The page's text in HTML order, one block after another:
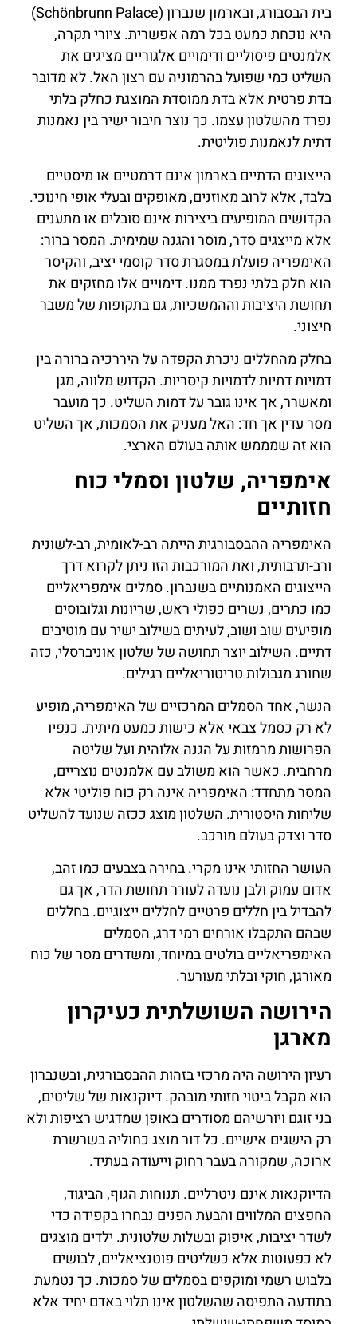
בית הבסבורג, ובארמון שנברון (Schönbrunn Palace)
היא נוכחת כמעט בכל רמה אפשרית. ציורי תקרה,
אלמנטים פיסוליים ודימויים אלגוריים מציגים את
השליט כמי שפועל בהרמוניה עם רצון האל. לא מדובר
בדת פרטית אלא בדת ממוסדת המוצגת כחלק בלתי
נפרד מהשלטון עצמו. כך נוצר חיבור ישיר בין נאמנות
דתית לנאמנות פוליטית.
הייצוגים הדתיים בארמון אינם דרמטיים או מיסטיים
בלבד, אלא לרוב מאוזנים, מאופקים ובעלי אופי חינוכי.
הקדושים המופיעים ביצירות אינם סובלים או מתענים
אלא מייצגים סדר, מוסר והגנה שמימית. המסר ברור:
האימפריה פועלת במסגרת סדר קוסמי יציב, והקיסר
הוא חלק בלתי נפרד ממנו. דימויים אלו מחזקים את
תחושת היציבות וההמשכיות, גם בתקופות של משבר
חיצוני.
בחלק מהחללים ניכרת הקפדה על היררכיה ברורה בין
דמויות דתיות לדמויות קיסריות. הקדוש מלווה, מגן
ומאשרר, אך אינו גובר על דמות השליט. כך מועבר
מסר עדין אך חד: האל מעניק את הסמכות, אך השליט
הוא זה שמממש אותה בעולם הארצי.
אימפריה, שלטון וסמלי כוח
חזותיים
האימפריה ההבסבורגית הייתה רב-לאומית, רב-לשונית
ורב-תרבותית, ואת המורכבות הזו ניתן לקרוא דרך
הייצוגים האמנותיים בשנברון. סמלים אימפריאליים
כמו כתרים, נשרים כפולי ראש, שריונות וגלובוסים
מופיעים שוב ושוב, לעיתים בשילוב ישיר עם מוטיבים
דתיים. השילוב יוצר תחושה של שלטון אוניברסלי, כזה
שחורג מגבולות טריטוריאליים רגילים.
הנשר, אחד הסמלים המרכזיים של האימפריה, מופיע
לא רק כסמל צבאי אלא כישות כמעט מיתית. כנפיו
הפרושות מרמזות על הגנה אלוהית ועל שליטה
מרחבית. כאשר הוא משולב עם אלמנטים נוצריים,
המסר מתחדד: האימפריה אינה רק כוח פוליטי אלא
שליחות היסטורית. השלטון מוצג ככזה שנועד להשליט
סדר וצדק בעולם מורכב.
העושר החזותי אינו מקרי. בחירה בצבעים כמו זהב,
אדום עמוק ולבן נועדה לעורר תחושת הדר, אך גם
להבדיל בין חללים פרטיים לחללים ייצוגיים. בחללים
שבהם התקבלו אורחים רמי דרג, הסמלים
האימפריאליים בולטים במיוחד, ומשדרים מסר של כוח
מאורגן, חוקי ובלתי מעורער.
הירושה השושלתית כעיקרון
מארגן
רעיון הירושה היה מרכזי בזהות ההבסבורגית, ובשנברון
הוא מקבל ביטוי חזותי מובהק. דיוקנאות של שליטים,
בני זוגם ויורשיהם מסודרים באופן שמדגיש רציפות ולא
רק הישגים אישיים. כל דור מוצג כחוליה בשרשרת
ארוכה, שמקורה בעבר רחוק וייעודה בעתיד.
הדיוקנאות אינם ניטרליים. תנוחות הגוף, הביגוד,
החפצים המלווים והבעת הפנים נבחרו בקפידה כדי
לשדר יציבות, איפוק ובשלות שלטונית. ילדים מוצגים
לא כפעוטות אלא כשליטים פוטנציאליים, לבושים
בלבוש רשמי ומוקפים בסמלים של סמכות. כך נטמעת
בתודעה התפיסה שהשלטון אינו תלוי באדם יחיד אלא